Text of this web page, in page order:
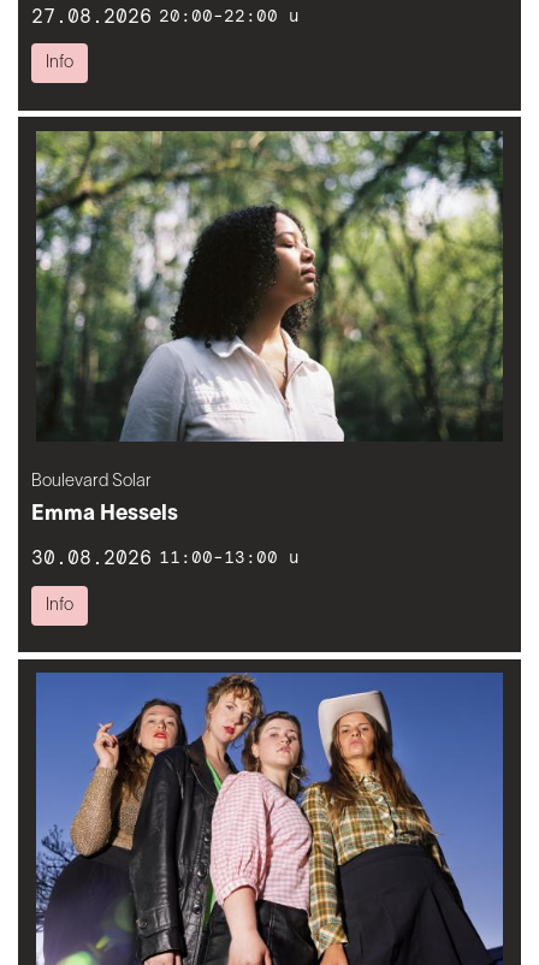
27.08.2026 20:00-22:00 u
Info
Boulevard Solar
Emma Hessels
30.08.2026 11:00-13:00 u
Info